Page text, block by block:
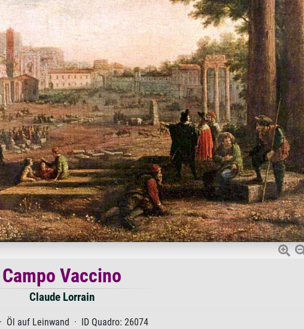
Campo Vaccino
Claude Lorrain
Öl auf Leinwand · ID Quadro: 26074